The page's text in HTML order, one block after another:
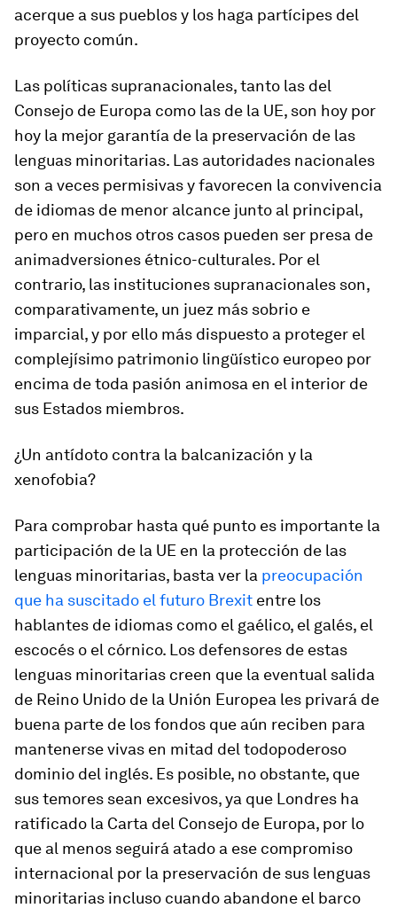
acerque a sus pueblos y los haga partícipes del
proyecto común.
Las políticas supranacionales, tanto las del
Consejo de Europa como las de la UE, son hoy por
hoy la mejor garantía de la preservación de las
lenguas minoritarias. Las autoridades nacionales
son a veces permisivas y favorecen la convivencia
de idiomas de menor alcance junto al principal,
pero en muchos otros casos pueden ser presa de
animadversiones étnico-culturales. Por el
contrario, las instituciones supranacionales son,
comparativamente, un juez más sobrio e
imparcial, y por ello más dispuesto a proteger el
complejísimo patrimonio lingüístico europeo por
encima de toda pasión animosa en el interior de
sus Estados miembros.
¿Un antídoto contra la balcanización y la
xenofobia?
Para comprobar hasta qué punto es importante la
participación de la UE en la protección de las
lenguas minoritarias, basta ver la preocupación
que ha suscitado el futuro Brexit entre los
hablantes de idiomas como el gaélico, el galés, el
escocés o el córnico. Los defensores de estas
lenguas minoritarias creen que la eventual salida
de Reino Unido de la Unión Europea les privará de
buena parte de los fondos que aún reciben para
mantenerse vivas en mitad del todopoderoso
dominio del inglés. Es posible, no obstante, que
sus temores sean excesivos, ya que Londres ha
ratificado la Carta del Consejo de Europa, por lo
que al menos seguirá atado a ese compromiso
internacional por la preservación de sus lenguas
minoritarias incluso cuando abandone el barco